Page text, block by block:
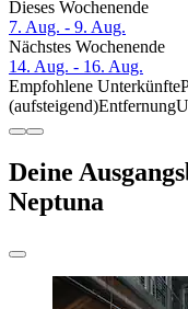
Dieses Wochenende
7. Aug. - 9. Aug.
Nächstes Wochenende
14. Aug. - 16. Aug.
Empfohlene Unterkünfte
(aufsteigend)Entfernung
Deine
Neptuna